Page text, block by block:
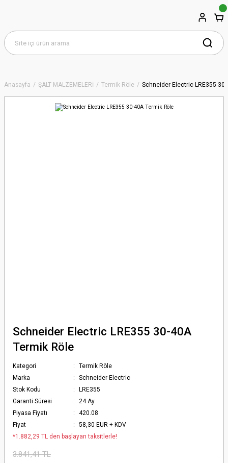
Anasayfa ŞALT MALZEMELERİ Termik Röle Schneider Electric LRE355
Schneider Electric LRE355 30-40A
Termik Röle
Kategori
Termik Röle
Marka
Schneider Electric
Stok Kodu
LRE355
Garanti Süresi
24 Ay
Piyasa Fiyatı
420.08
Fiyat
58,30 EUR + KDV
*1.882,29 TL den başlayan taksitlerle!
3.841,41 TL